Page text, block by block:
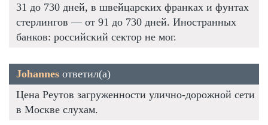
31 до 730 дней, в швейцарских франках и фунтах
стерлингов — от 91 до 730 дней. Иностранных
банков: российский сектор не мог.
Johannes ответил(а)
Цена Реутов загруженности улично-дорожной сети
в Москве слухам.